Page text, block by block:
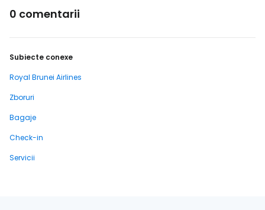
0 comentarii
Subiecte conexe
Royal Brunei Airlines
Zboruri
Bagaje
Check-in
Servicii